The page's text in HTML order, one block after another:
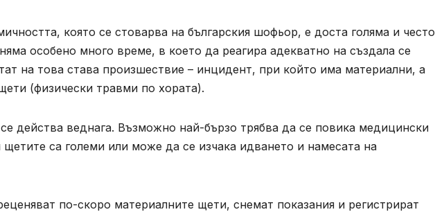
която се стоварва на българския шофьор, е доста голяма и често
особено много време, в което да реагира адекватно на създала се
на това става произшествие – инцидент, при който има материални, а
(физически травми по хората).
действа веднага. Възможно най-бързо трябва да се повика медицински
са големи или може да се изчака идването и намесата на
по-скоро материалните щети, снемат показания и регистрират